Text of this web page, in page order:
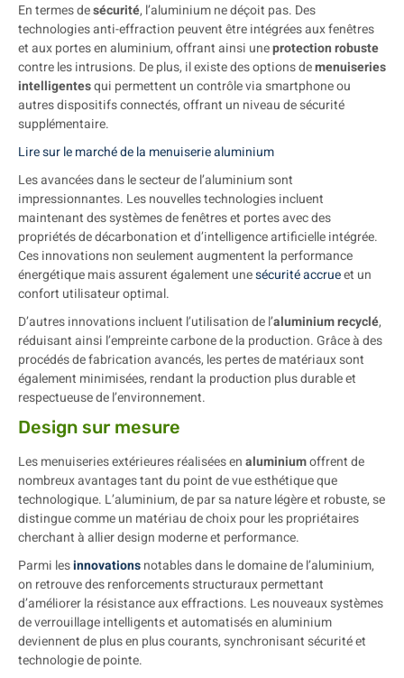
En termes desécurité, l’aluminium ne déçoit pas. Des
technologies anti-effraction peuvent être intégrées aux fenêtres
et aux portes en aluminium, offrant ainsi uneprotection robuste
contre les intrusions. De plus, il existe des options demenuiseries
intelligentesqui permettent un contrôle via smartphone ou
autres dispositifs connectés, offrant un niveau de sécurité
supplémentaire.
Lire sur le marché de la menuiserie aluminium
Les avancées dans le secteur de l’aluminium sont
impressionnantes. Les nouvelles technologies incluent
maintenant des systèmes de fenêtres et portes avec des
propriétés de décarbonation et d’intelligence artificielle intégrée.
Ces innovations non seulement augmentent la performance
énergétique mais assurent également unesécurité accrueet un
confort utilisateur optimal.
D’autres innovations incluent l’utilisation de l’aluminium recyclé,
réduisant ainsi l’empreinte carbone de la production. Grâce à des
procédés de fabrication avancés, les pertes de matériaux sont
également minimisées, rendant la production plus durable et
respectueuse de l’environnement.
Design sur mesure
Les menuiseries extérieures réalisées enaluminiumoffrent de
nombreux avantages tant du point de vue esthétique que
technologique. L’aluminium, de par sa nature légère et robuste, se
distingue comme un matériau de choix pour les propriétaires
cherchant à allier design moderne et performance.
Parmi lesinnovationsnotables dans le domaine de l’aluminium,
on retrouve des renforcements structuraux permettant
d’améliorer la résistance aux effractions. Les nouveaux systèmes
de verrouillage intelligents et automatisés en aluminium
deviennent de plus en plus courants, synchronisant sécurité et
technologie de pointe.